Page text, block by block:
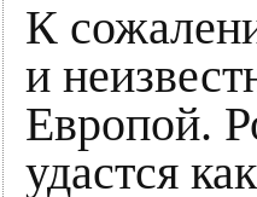
К
и
Европой.
удастся